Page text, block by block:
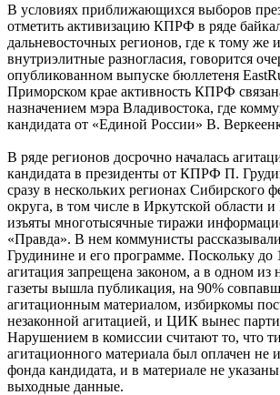
В условиях приближающихся выборов
отметить активизацию КПРФ в ряде
дальневосточных регионов, где к тому же
внутриэлитные разногласия, говорится
опубликованном выпуске бюллетеня
Приморском крае активность КПРФ
назначением мэра Владивостока, где
кандидата от «Единой России» В.
В ряде регионов досрочно началась
кандидата в президенты от КПРФ П.
сразу в нескольких регионах Сибирского
округа, в том числе в Иркутской области
изъяты многотысячные тиражи
«Правда». В нем коммунисты
Грудинине и его программе. Поскольку до
агитация запрещена законом, а в одном из
газеты вышла публикация, на 90%
агитационным материалом, избиркомы
незаконной агитацией, и ЦИК вынес
Нарушением в комиссии считают то, что
агитационного материала был оплачен не
фонда кандидата, и в материале не
выходные данные.